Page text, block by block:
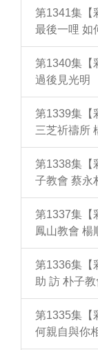
第1341集【
最後一哩 如
第1340集【
過後見光明
第1339集【
三芝祈禱所
第1338集【
子教會 蔡永
第1337集【
鳳山教會 楊
第1336集【
助 訪 朴子
第1335集【
何親自與你